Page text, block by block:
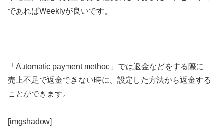
であればWeeklyが良いです。
「Automatic payment method 」では返金などをする際に
売上不足で返金できない時に、設定した方法から返金する
ことができます。
[imgshadow]